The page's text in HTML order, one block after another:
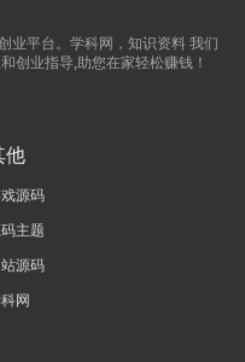
业平台。学科网，知识资料 我们
创业指导,助您在家轻松赚钱！
他
源码
主题
源码
网